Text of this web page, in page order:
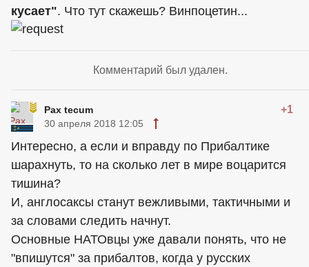
кусает". Что тут скажешь? Винпоцетин...
Комментарий был удален.
Pax tecum +1
30 апреля 2018 12:05
Интересно, а если и вправду по Прибалтике
шарахнуть, то на сколько лет в мире воцарится
тишина?
И, англосаксы станут вежливыми, тактичными и
за словами следить начнут.
Основные НАТОвцы уже давали понять, что не
"впишутся" за прибалтов, когда у русских